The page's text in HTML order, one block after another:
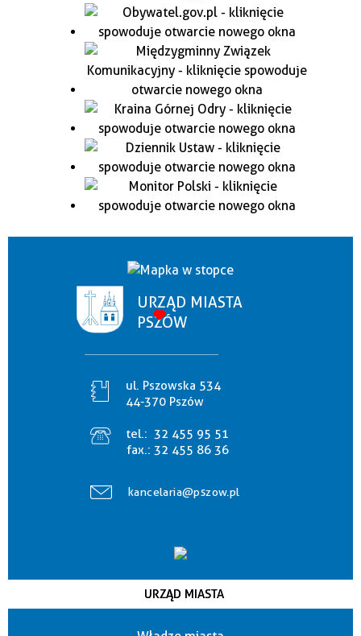
URZĄD MIASTA
PSZÓW
ul. Pszowska 534
44-370 Pszów
tel.: 32 455 95 51
fax.: 32 455 86 36
kancelaria@pszow.pl
URZĄD MIASTA